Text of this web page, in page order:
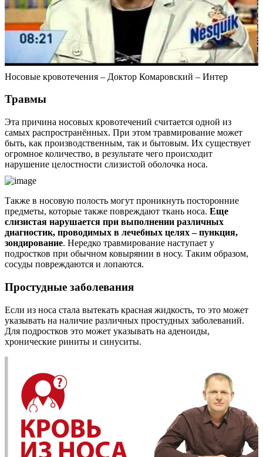
Носовые кровотечения – Доктор Комаровский – Интер
Травмы
Эта причина носовых кровотечений считается одной из
самых распространённых. При этом травмирование может
быть, как производственным, так и бытовым. Их существует
огромное количество, в результате чего происходит
нарушение целостности слизистой оболочка носа.
Также в носовую полость могут проникнуть посторонние
предметы, которые также повреждают ткань носа. Еще
слизистая нарушается при выполнении различных
диагностик, проводимых в лечебных целях – пункция,
зондирование. Нередко травмирование наступает у
подростков при обычном ковырянии в носу. Таким образом,
сосуды повреждаются и лопаются.
Простудные заболевания
Если из носа стала вытекать красная жидкость, то это может
указывать на наличие различных простудных заболеваний.
Для подростков это может указывать на аденоиды,
хронические риниты и синуситы.